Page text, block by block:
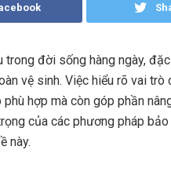
đời sống hàng ngày,
vệ sinh. Việc hiểu rõ vai
hợp mà còn góp phần
của các phương pháp
này.